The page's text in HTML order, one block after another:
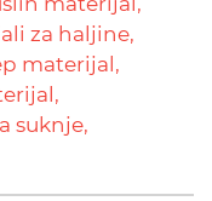
za haljine,
materijal,
suknje,